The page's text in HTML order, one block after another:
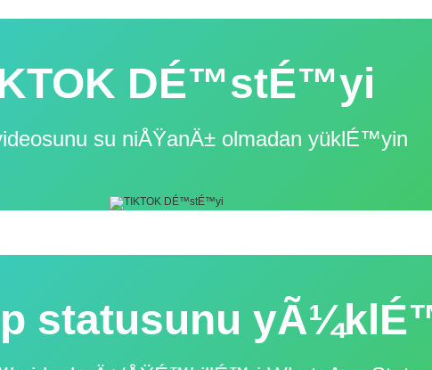
DÉ™stÉ™yi
su niÅŸanÄ± olmadan yüklÉ™yin
statusunu